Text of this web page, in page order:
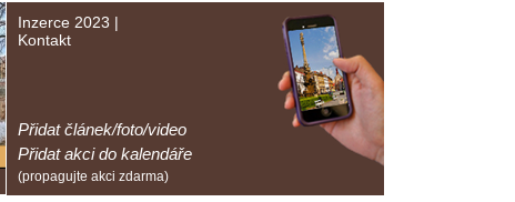
Inzerce 2023 |
Kontakt
Přidat článek/foto/video
Přidat akci do kalendáře
(propagujte akci zdarma)